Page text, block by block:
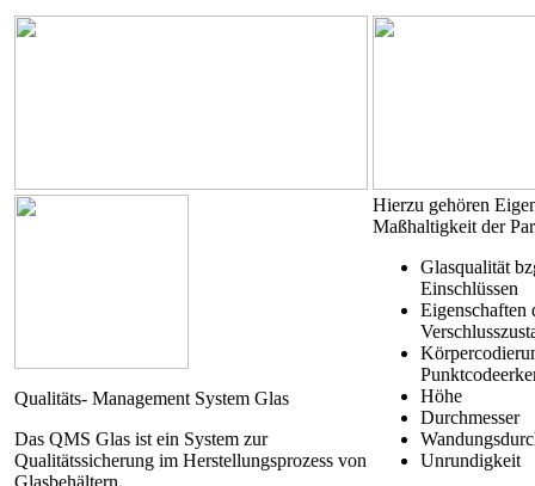
Qualitäts- Management System Glas
Das QMS Glas ist ein System zur
Qualitätssicherung im Herstellungsprozess von
Glasbehältern.
Hierzu gehören
Maßhaltigkeit der
Glasqualität
Einschlüssen
Höhe
Durchmesser
Unrundigkeit